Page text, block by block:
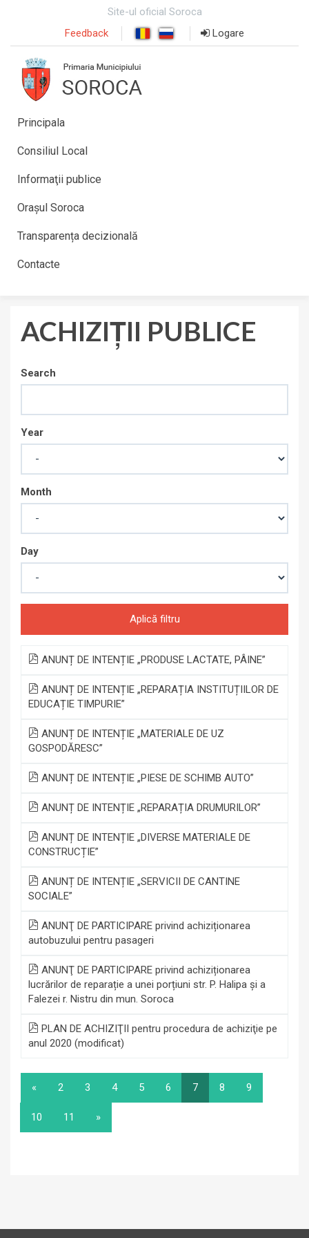
Site-ul oficial Soroca
Feedback
Logare
Principala
Consiliul Local
Informaţii publice
Orașul Soroca
Transparența decizională
Contacte
ACHIZIȚII PUBLICE
Search
Year
Month
Day
Aplică filtru
ANUNȚ DE INTENȚIE „PRODUSE LACTATE, PÂINE”
ANUNȚ DE INTENȚIE „REPARAȚIA INSTITUȚIILOR DE
EDUCAȚIE TIMPURIE”
ANUNȚ DE INTENȚIE „MATERIALE DE UZ
GOSPODĂRESC”
ANUNȚ DE INTENȚIE „PIESE DE SCHIMB AUTO”
ANUNȚ DE INTENȚIE „REPARAȚIA DRUMURILOR”
ANUNȚ DE INTENȚIE „DIVERSE MATERIALE DE
CONSTRUCȚIE”
ANUNȚ DE INTENȚIE „SERVICII DE CANTINE
SOCIALE”
ANUNŢ DE PARTICIPARE privind achiziționarea
autobuzului pentru pasageri
ANUNŢ DE PARTICIPARE privind achiziționarea
lucrărilor de reparație a unei porțiuni str. P. Halipa şi a
Falezei r. Nistru din mun. Soroca
PLAN DE ACHIZIŢII pentru procedura de achiziţie pe
anul 2020 (modificat)
« 2 3 4 5 6 7 8 9
10 11 »